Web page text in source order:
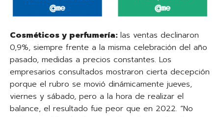
Cosméticos y perfumería: las ventas declinaron
0,9%, siempre frente a la misma celebración del año
pasado, medidas a precios constantes. Los
empresarios consultados mostraron cierta decepción
porque el rubro se movió dinámicamente jueves,
viernes y sábado, pero a la hora de realizar el
balance, el resultado fue peor que en 2022. “No